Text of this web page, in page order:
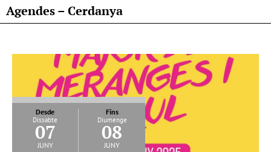
Agendes – Cerdanya
Desde
Dissabte
07
juny
Fins
Diumenge
08
juny